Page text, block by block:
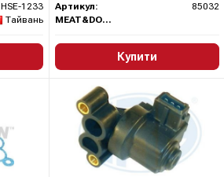
HSE-1233
Тайвань
Артикул:
85032
MEAT&DORIA
Купити